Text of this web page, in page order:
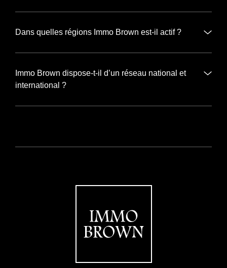
Dans quelles régions Immo Brown est-il actif ?
Immo Brown dispose-t-il d’un réseau national et
international ?